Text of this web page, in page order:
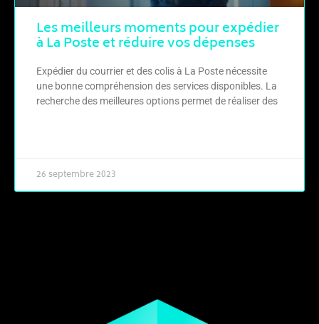
Les meilleurs moments pour expédier
à La Poste et réduire vos dépenses
Expédier du courrier et des colis à La Poste nécessite
une bonne compréhension des services disponibles. La
recherche des meilleures options permet de réaliser des
26 septembre 2023